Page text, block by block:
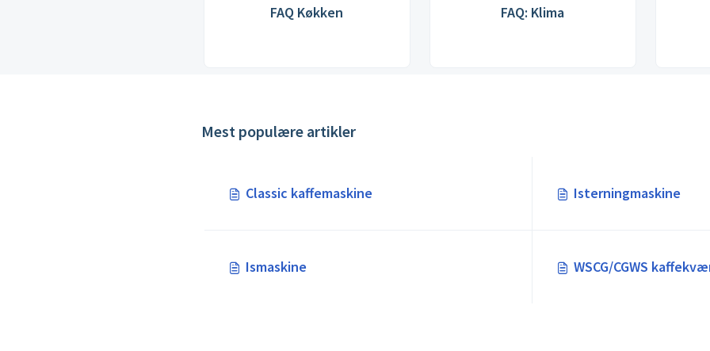
FAQ Køkken FAQ: Klima
Mest populære artikler
Classic kaffemaskine Isterningmaskine
Ismaskine WSCG/CGWS